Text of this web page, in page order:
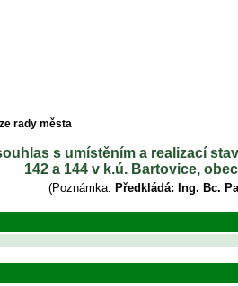
rady města
s umístěním a realizací
142 a 144 v k.ú. Bartovice,
(Poznámka: Předkládá: Ing. Bc.